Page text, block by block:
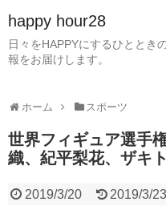
happy hour28
日々をHAPPYにするひととき
報をお届けします。
ホーム スポーツ
世界フィギュア選手
織、紀平梨花、ザキ
2019/3/20 2019/3/23